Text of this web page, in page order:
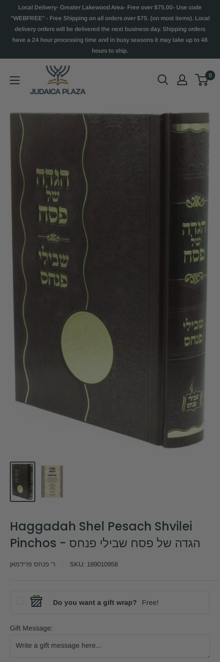
Local Delivery- Greater Lakewood Area- Free over $75.00- Use code
"WEBFREE" - Free Shipping on all orders over $75. (on most items). Local
delivery orders will be delivered the next business day. Shipping orders
have a 24 hour processing time and in busy seasons it may take up to 48
hours to ship.
0
Haggadah Shel Pesach Shvilei
Pinchos - הגדה של פסח שבילי פנחס
ר' פנחס פרידמאן SKU: 189010958
Do you want a gift wrap? Free!
Gift Message: